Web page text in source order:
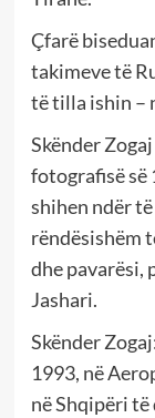
Çfarë
takimeve të
të tilla ishin –
Skënder
fotografisë së
shihen ndër
rëndësishëm
dhe pavarësi,
Jashari.
Skënder
1993, në
në Shqipëri të